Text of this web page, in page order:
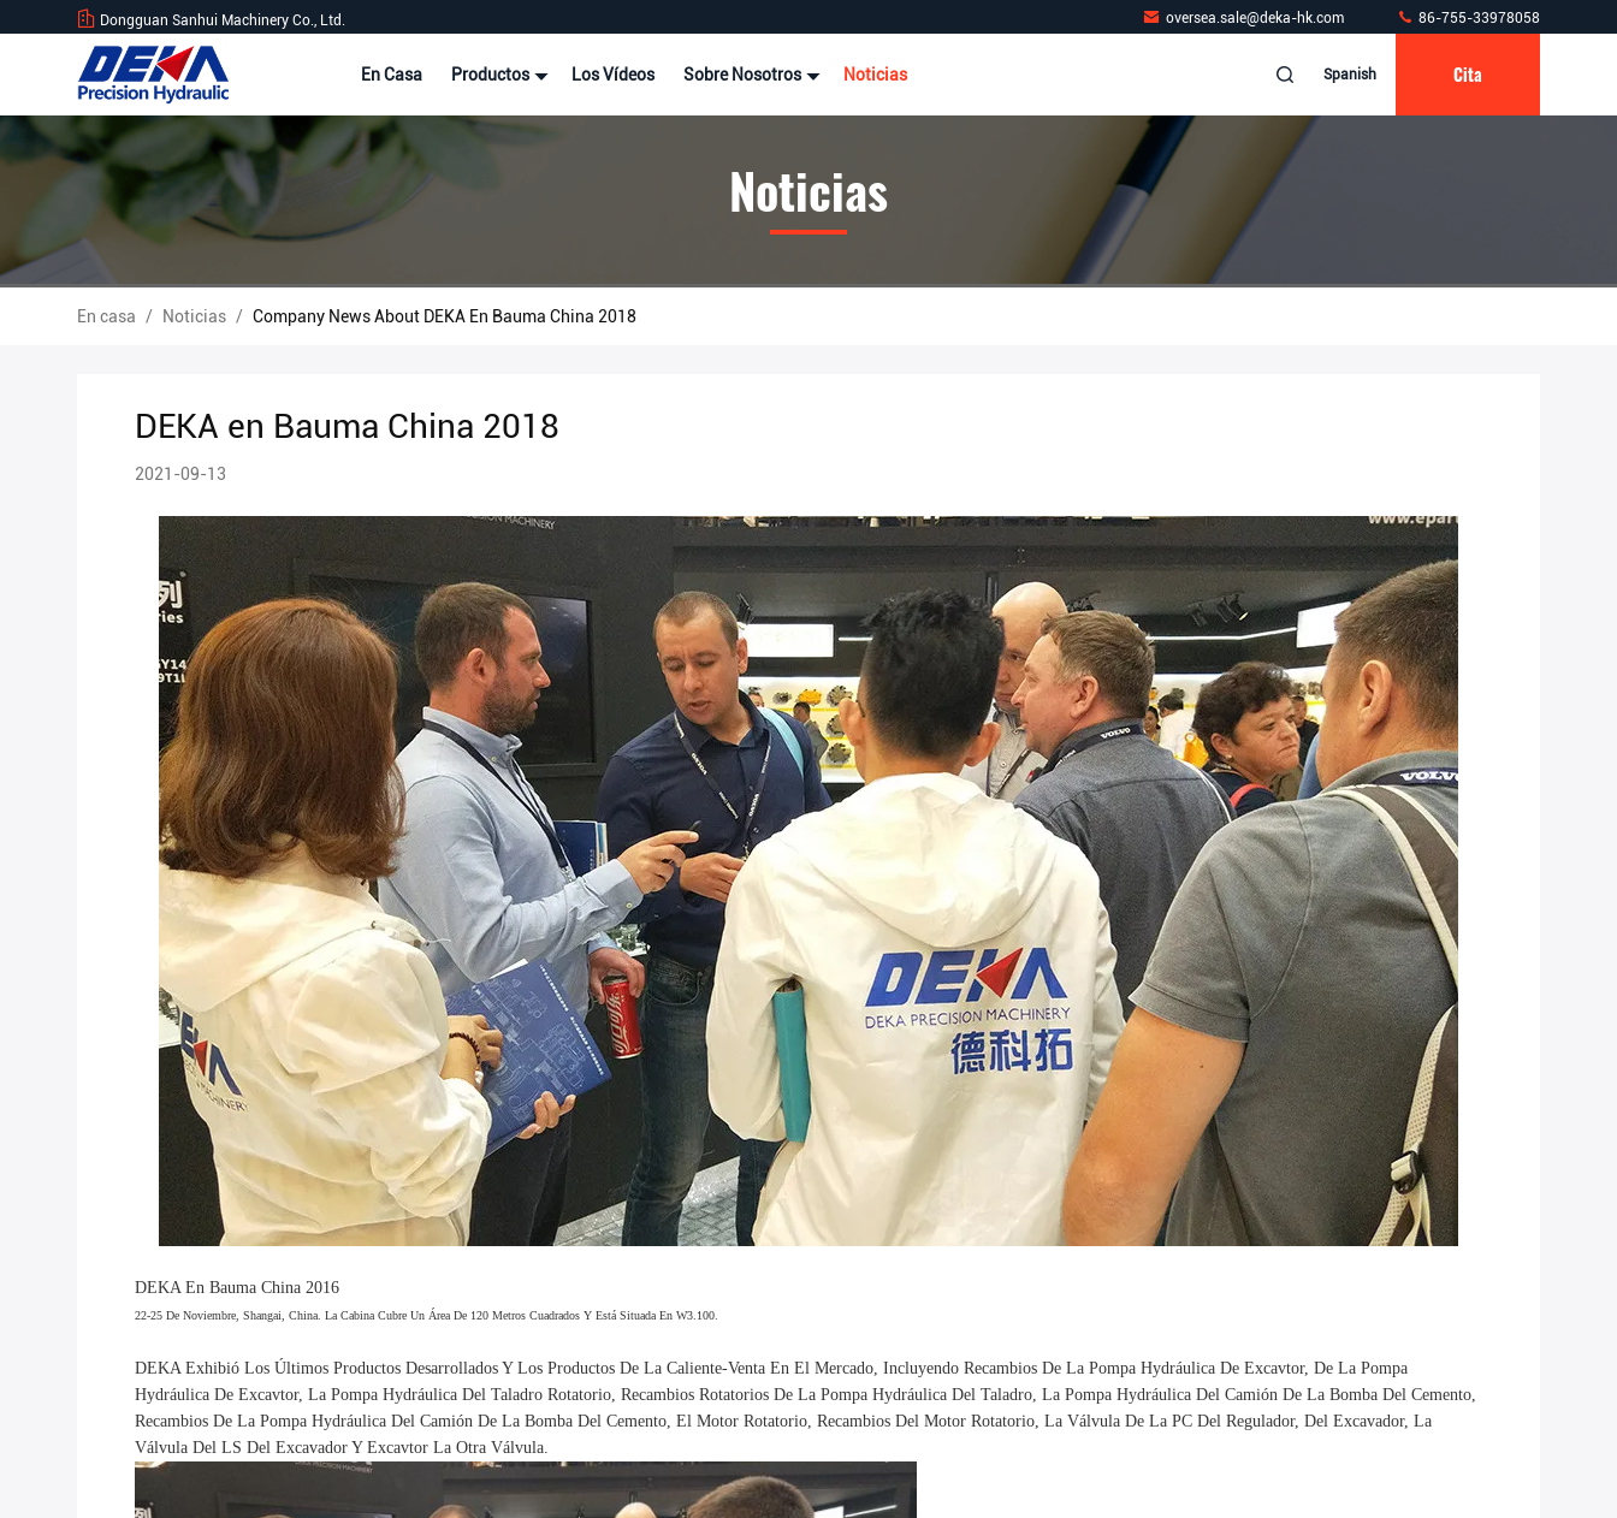
Dongguan Sanhui Machinery Co., Ltd. oversea.sale@deka-hk.com 86-755-33978058
En Casa Productos Los Vídeos Sobre Nosotros Noticias Spanish Cita
Noticias
En casa / Noticias / Company News About DEKA En Bauma China 2018
DEKA en Bauma China 2018
2021-09-13
DEKA En Bauma China 2016
22-25 De Noviembre, Shangai, China. La Cabina Cubre Un Área De 120 Metros Cuadrados Y Está Situada En W3.100.
DEKA Exhibió Los Últimos Productos Desarrollados Y Los Productos De La Caliente-Venta En El Mercado, Incluyendo Recambios De La Pompa Hydráulica De Excavtor, De La Pompa
Hydráulica De Excavtor, La Pompa Hydráulica Del Taladro Rotatorio, Recambios Rotatorios De La Pompa Hydráulica Del Taladro, La Pompa Hydráulica Del Camión De La Bomba Del Cemento,
Recambios De La Pompa Hydráulica Del Camión De La Bomba Del Cemento, El Motor Rotatorio, Recambios Del Motor Rotatorio, La Válvula De La PC Del Regulador, Del Excavador, La
Válvula Del LS Del Excavador Y Excavtor La Otra Válvula.